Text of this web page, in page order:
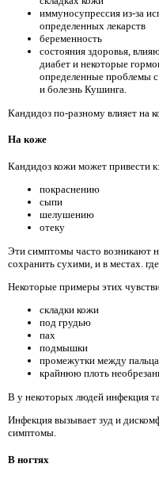
иммуносупрессия из-за
определенных лекарств
беременность
состояния здоровья,
диабет и некоторые
определенные проблемы
и болезнь Кушинга.
Кандидоз по-разному влияет на
На коже
Кандидоз кожи может привести к:
покраснению
сыпи
шелушению
отеку
Эти симптомы часто возникают
сохранить сухими, и в местах.
Некоторые примеры этих
складки кожи
под грудью
пах
подмышки
промежутки между
крайнюю плоть
В у некоторых людей инфекция
Инфекция вызывает зуд и
симптомы.
В ногтях